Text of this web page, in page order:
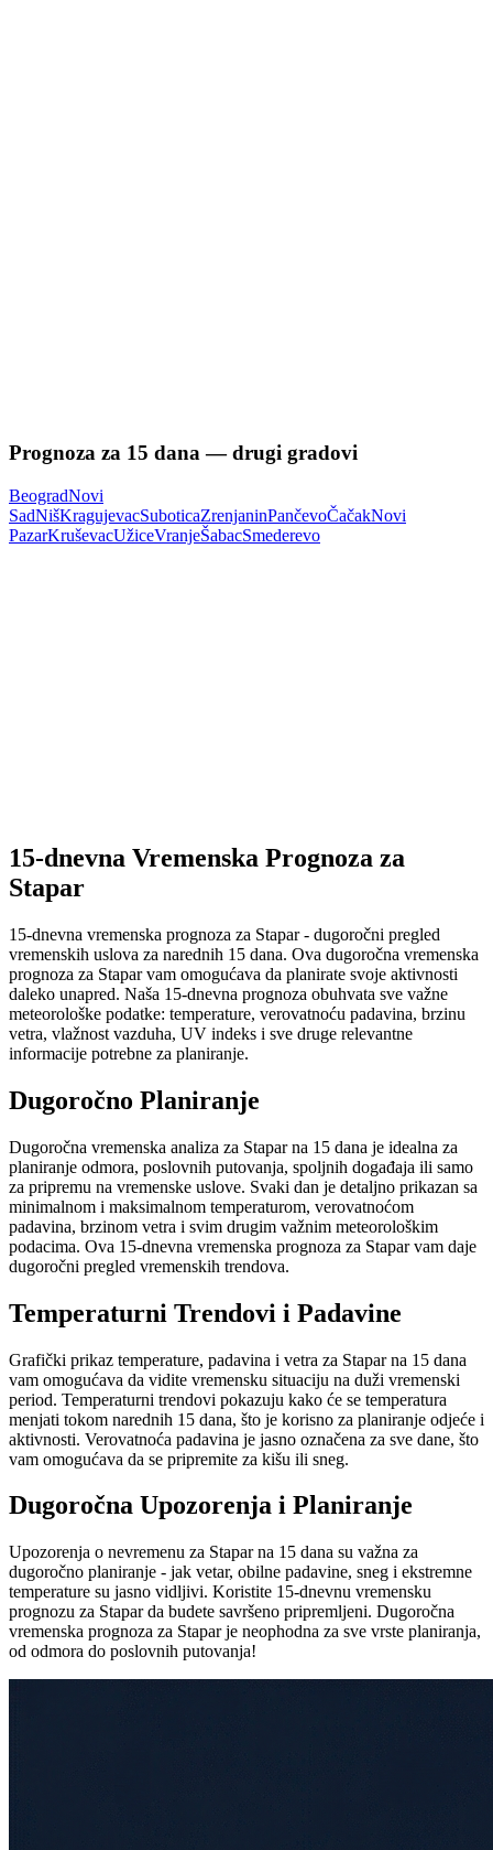
Prognoza za 15 dana — drugi gradovi
BeogradNovi
SadNišKragujevacSuboticaZrenjaninPančevoČačakNovi
PazarKruševacUžiceVranjeŠabacSmederevo
15-dnevna Vremenska Prognoza za
Stapar
15-dnevna vremenska prognoza za Stapar - dugoročni pregled
vremenskih uslova za narednih 15 dana. Ova dugoročna vremenska
prognoza za Stapar vam omogućava da planirate svoje aktivnosti
daleko unapred. Naša 15-dnevna prognoza obuhvata sve važne
meteorološke podatke: temperature, verovatnoću padavina, brzinu
vetra, vlažnost vazduha, UV indeks i sve druge relevantne
informacije potrebne za planiranje.
Dugoročno Planiranje
Dugoročna vremenska analiza za Stapar na 15 dana je idealna za
planiranje odmora, poslovnih putovanja, spoljnih događaja ili samo
za pripremu na vremenske uslove. Svaki dan je detaljno prikazan sa
minimalnom i maksimalnom temperaturom, verovatnoćom
padavina, brzinom vetra i svim drugim važnim meteorološkim
podacima. Ova 15-dnevna vremenska prognoza za Stapar vam daje
dugoročni pregled vremenskih trendova.
Temperaturni Trendovi i Padavine
Grafički prikaz temperature, padavina i vetra za Stapar na 15 dana
vam omogućava da vidite vremensku situaciju na duži vremenski
period. Temperaturni trendovi pokazuju kako će se temperatura
menjati tokom narednih 15 dana, što je korisno za planiranje odjeće i
aktivnosti. Verovatnoća padavina je jasno označena za sve dane, što
vam omogućava da se pripremite za kišu ili sneg.
Dugoročna Upozorenja i Planiranje
Upozorenja o nevremenu za Stapar na 15 dana su važna za
dugoročno planiranje - jak vetar, obilne padavine, sneg i ekstremne
temperature su jasno vidljivi. Koristite 15-dnevnu vremensku
prognozu za Stapar da budete savršeno pripremljeni. Dugoročna
vremenska prognoza za Stapar je neophodna za sve vrste planiranja,
od odmora do poslovnih putovanja!